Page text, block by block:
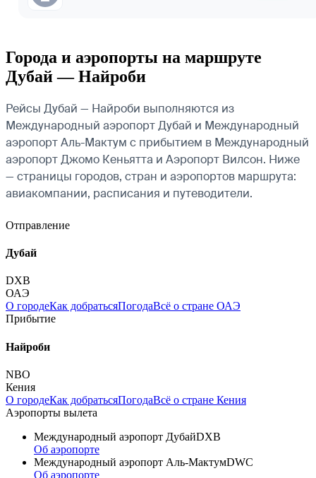
Города и аэропорты на маршруте
Дубай — Найроби
Рейсы Дубай — Найроби выполняются из
Международный аэропорт Дубай и Международный
аэропорт Аль-Мактум с прибытием в Международный
аэропорт Джомо Кеньятта и Аэропорт Вилсон. Ниже
— страницы городов, стран и аэропортов маршрута:
авиакомпании, расписания и путеводители.
Отправление
Дубай
DXB
ОАЭ
О городеКак добратьсяПогодаВсё о стране ОАЭ
Прибытие
Найроби
NBO
Кения
О городеКак добратьсяПогодаВсё о стране Кения
Аэропорты вылета
Международный аэропорт ДубайDXB
Об аэропорте
Международный аэропорт Аль-МактумDWC
Об аэропорте